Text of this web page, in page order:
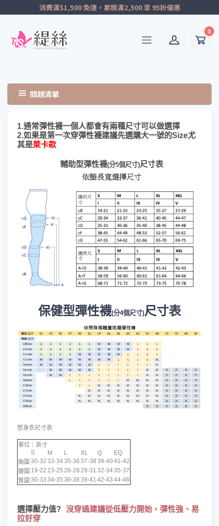
消費滿$1,500 免運。累積滿2,500 享 95折優惠
0
問題清單
1.通常彈性襪一個人都會有兩種尺寸可以做選擇
2.如果是第一次穿彈性襪建議先選購大一號的Size尤
其是萊卡款
輔助型彈性襪(分5個尺寸)尺寸表
保健型彈性襪(分4個尺寸)尺寸表
塑身衣尺寸表
單位：英寸
S
M L XL Q
EQ
胸圍 30-32 33-3435-36 37-38 39-4041-42
腰圍 19-22 23-25 26-28 29-31 32-3435-37
臀圍 30-33 34-35 36-38 39-41 42-43 44-46
選擇壓力值?
沒穿過建議從低壓力開始，彈性強、易
拉好穿